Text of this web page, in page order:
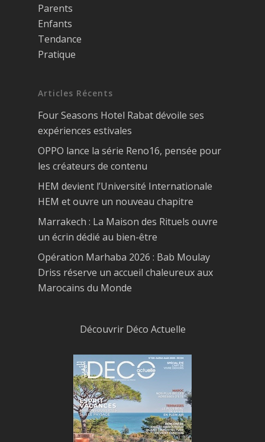
Parents
Enfants
Tendance
Pratique
Articles Récents
Four Seasons Hotel Rabat dévoile ses
expériences estivales
OPPO lance la série Reno16, pensée pour
les créateurs de contenu
HEM devient l’Université Internationale
HEM et ouvre un nouveau chapitre
Marrakech : La Maison des Rituels ouvre
un écrin dédié au bien-être
Opération Marhaba 2026 : Bab Moulay
Driss réserve un accueil chaleureux aux
Marocains du Monde
Découvrir Déco Actuelle